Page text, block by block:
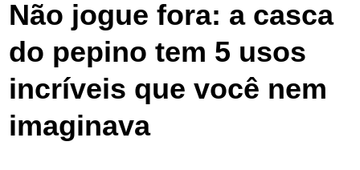
Não jogue fora: a casca
do pepino tem 5 usos
incríveis que você nem
imaginava